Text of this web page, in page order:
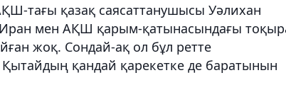
тағы қазақ саясаттанушысы Уәлихан
мен АҚШ қарым-қатынасындағы
жоқ. Сондай-ақ ол бұл ретте
қандай қарекетке де баратынын